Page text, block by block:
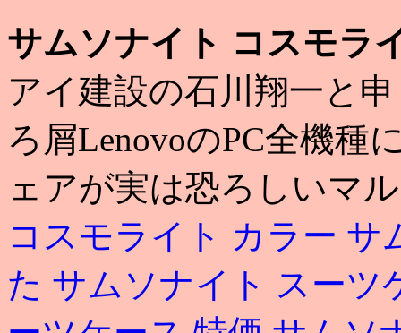
サムソナイト コスモラ
アイ建設の石川翔一と
ろ屑LenovoのPC全機種
ェアが実は恐ろしいマ
コスモライト カラー サ
た サムソナイト スーツ